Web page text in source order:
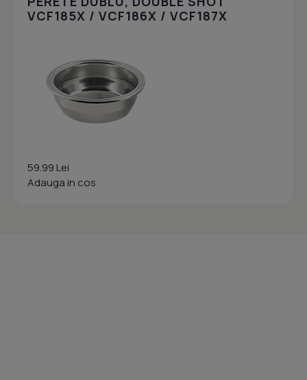
VCF185X / VCF186X / VCF187X
59.99 Lei
Adauga in cos